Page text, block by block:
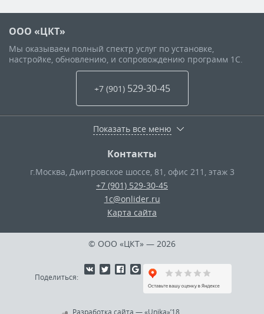
ООО «ЦКТ»
Мы оказываем полный спектр услуг по установке,
настройке, обновлению, и сопровождению программ 1С.
+7 (901) 529-30-45
Показать все меню
Контакты
г.Москва Дмитровское шоссе, 81, офис 211, этаж 3
+7 (901) 529-30-45
1c@onlider.ru
Карта сайта
© ООО «ЦКТ» — 2026
Поделиться:
Разработка сайта —«Unika»’18